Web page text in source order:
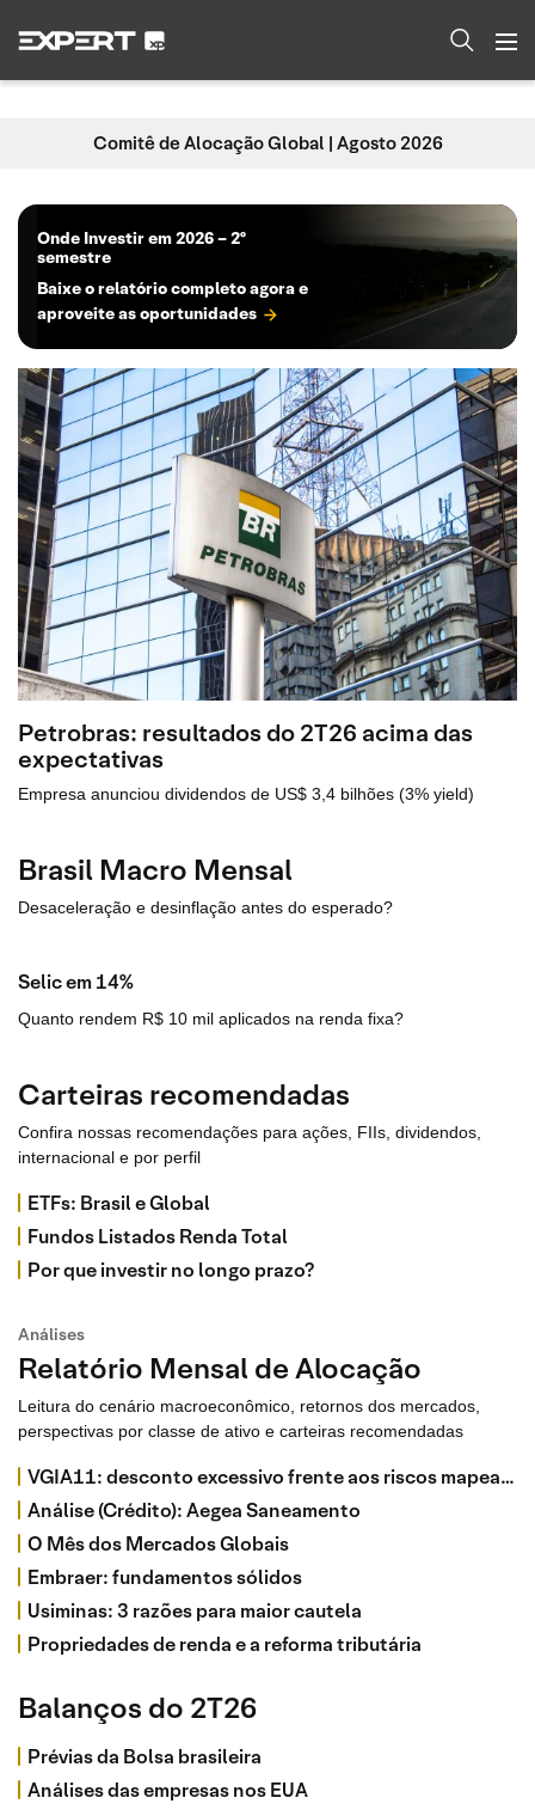
Comitê de Alocação Global | Agosto 2026
Onde Investir em 2026 – 2º
semestre
Baixe o relatório completo agora e
aproveite as oportunidades
Petrobras: resultados do 2T26 acima das
expectativas
Empresa anunciou dividendos de US$ 3,4 bilhões (3% yield)
Brasil Macro Mensal
Desaceleração e desinflação antes do esperado?
Selic em 14%
Quanto rendem R$ 10 mil aplicados na renda fixa?
Carteiras recomendadas
Confira nossas recomendações para ações, FIIs, dividendos,
internacional e por perfil
ETFs: Brasil e Global
Fundos Listados Renda Total
Por que investir no longo prazo?
Análises
Relatório Mensal de Alocação
Leitura do cenário macroeconômico, retornos dos mercados,
perspectivas por classe de ativo e carteiras recomendadas
VGIA11: desconto excessivo frente aos riscos mapeados
Análise (Crédito): Aegea Saneamento
O Mês dos Mercados Globais
Embraer: fundamentos sólidos
Usiminas: 3 razões para maior cautela
Propriedades de renda e a reforma tributária
Balanços do 2T26
Prévias da Bolsa brasileira
Análises das empresas nos EUA